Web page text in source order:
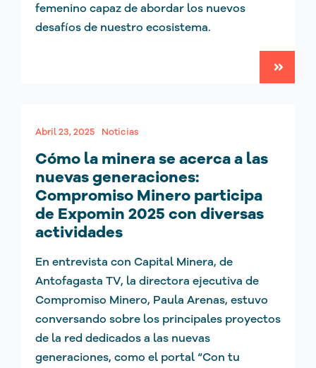
femenino capaz de abordar los nuevos
desafíos de nuestro ecosistema.
Abril 23, 2025 Noticias
Cómo la minera se acerca a las
nuevas generaciones:
Compromiso Minero participa
de Expomin 2025 con diversas
actividades
En entrevista con Capital Minera, de
Antofagasta TV, la directora ejecutiva de
Compromiso Minero, Paula Arenas, estuvo
conversando sobre los principales proyectos
de la red dedicados a las nuevas
generaciones, como el portal “Con tu